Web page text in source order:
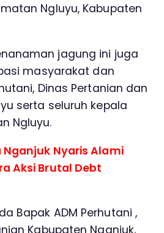
Ngluyu, Kabupaten
jagung ini juga
masyarakat dan
Dinas Pertanian dan
serta seluruh kepala
Ngluyu.
Nganjuk Nyaris Alami
Aksi Brutal Debt
Bapak ADM Perhutani ,